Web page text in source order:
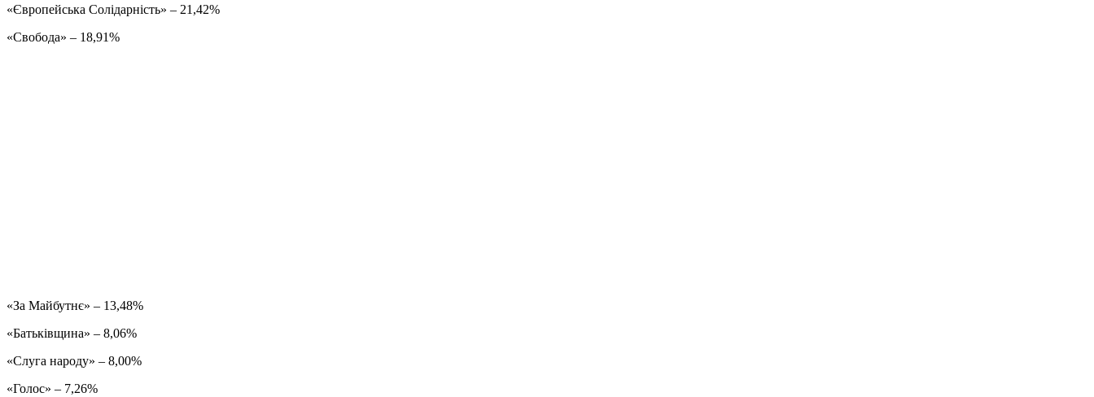
«Європейська Солідарність» – 21,42%
«Свобода» – 18,91%
«За Майбутнє» – 13,48%
«Батьківщина» – 8,06%
«Слуга народу» – 8,00%
«Голос» – 7,26%